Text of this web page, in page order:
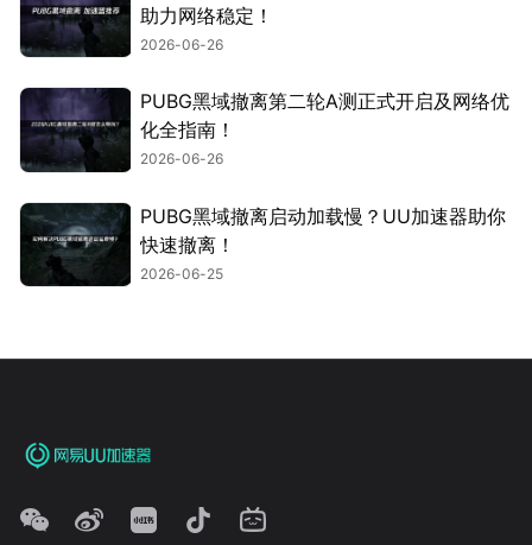
助力网络稳定！
2026-06-26
PUBG黑域撤离第二轮A测正式开启及网络优
化全指南！
2026-06-26
PUBG黑域撤离启动加载慢？UU加速器助你
快速撤离！
2026-06-25